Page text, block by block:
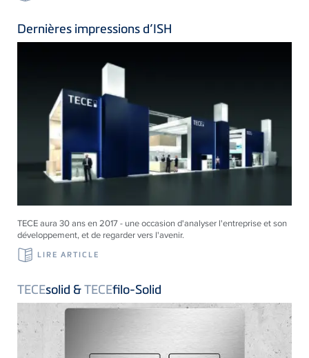
TECE aura 30 ans en 2017 - une occasion d'analyser l'entreprise et son
développement, et de regarder vers l'avenir.
LIRE ARTICLE
Dernières impressions d’ISH
TECEsolid &TECEfilo-Solid